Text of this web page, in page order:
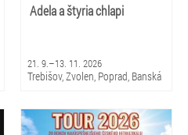
Adela a štyria chlapi
21. 9.–13. 11. 2026
Trebišov, Zvolen, Poprad, Banská
Sládkovičovo, Stupava